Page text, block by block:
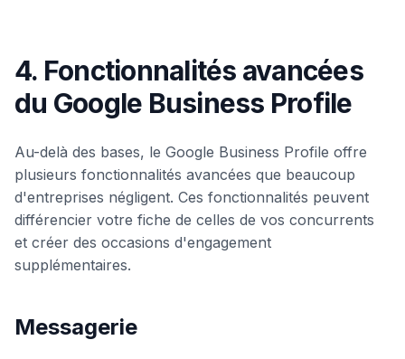
4. Fonctionnalités avancées
du Google Business Profile
Au-delà des bases, le Google Business Profile offre
plusieurs fonctionnalités avancées que beaucoup
d'entreprises négligent. Ces fonctionnalités peuvent
différencier votre fiche de celles de vos concurrents
et créer des occasions d'engagement
supplémentaires.
Messagerie